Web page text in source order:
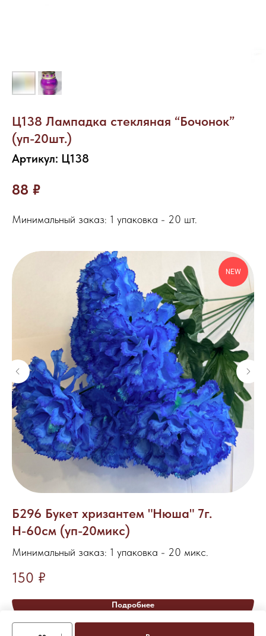
Ц138 Лампадка стекляная “Бочонок”
(уп-20шт.)
Артикул: Ц138
88 ₽
Минимальный заказ: 1 упаковка - 20 шт.
NEW
Б296 Букет хризантем "Нюша" 7г.
Н-60см (уп-20микс)
Минимальный заказ: 1 упаковка - 20 микс.
150 ₽
Подробнее